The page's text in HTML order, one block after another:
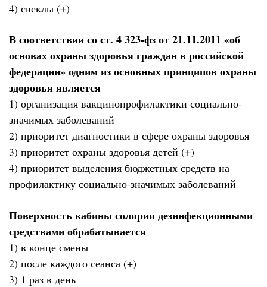
4) свеклы (+)
В соответствии со ст. 4 323-фз от 21.11.2011 «об
основах охраны здоровья граждан в российской
федерации» одним из основных принципов охраны
здоровья является
1) организация вакцинопрофилактики социально-
значимых заболеваний
2) приоритет диагностики в сфере охраны здоровья
3) приоритет охраны здоровья детей (+)
4) приоритет выделения бюджетных средств на
профилактику социально-значимых заболеваний
Поверхность кабины солярия дезинфекционными
средствами обрабатывается
1) в конце смены
2) после каждого сеанса (+)
3) 1 раз в день